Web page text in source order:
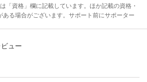
「資格」欄に記載しています。ほか記載の資格・
ある場合がございます。サポート前にサポーター
ュー